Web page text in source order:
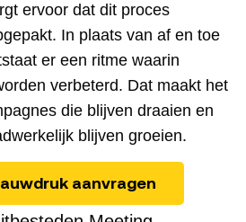
ervoor dat dit proces
In plaats van af en toe
er een ritme waarin
verbeterd. Dat maakt het
die blijven draaien en
blijven groeien.
aanvragen